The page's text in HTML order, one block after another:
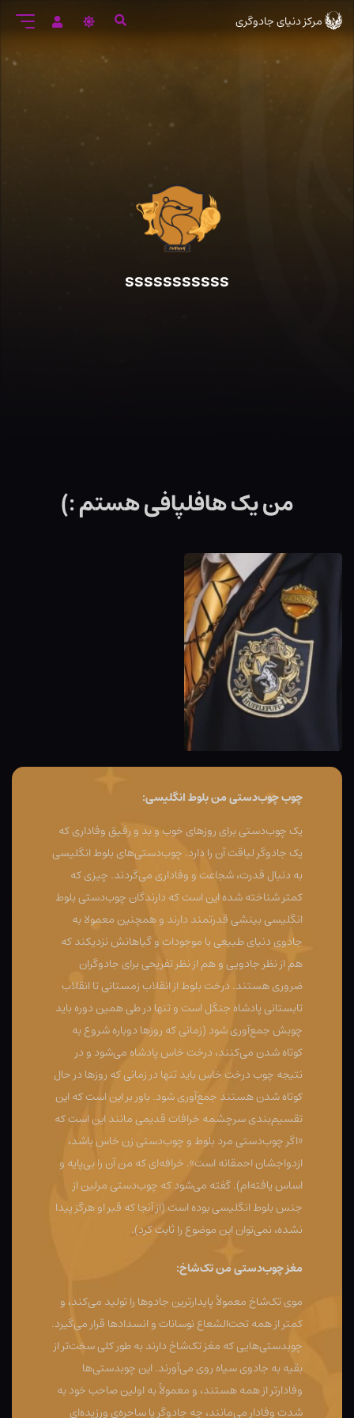
ورود
به
مرکز دنیای جادوگری
sssssssssss
من یک هافلپافی هستم :)
چوب چوب‌دستی من بلوط انگلیسی:
یک چوب‌دستی برای روزهای خوب و بد و رفیق وفاداری که
یک جادوگر لیاقت آن را دارد. چوب‌دستی‌های بلوط انگلیسی
به دنبال قدرت، شجاعت و وفاداری می‌گردند. چیزی که
کمتر شناخته شده این است که دارندگان چوب‌دستی بلوط
انگلیسی بینشی قدرتمند دارند و همچنین معمولا به
جادوی دنیای طبیعی با موجودات و گیاهانش نزدیکند که
هم از نظر جادویی و هم از نظر تفریحی برای جادوگران
ضروری هستند. درخت بلوط از انقلاب زمستانی تا انقلاب
تابستانی پادشاه جنگل است و تنها در طی همین دوره باید
چوبش جمع‌آوری شود (زمانی که روزها دوباره شروع به
کوتاه شدن می‌کنند، درخت خاس پادشاه می‌شود و در
نتیجه چوب درخت خاس باید تنها در زمانی که روزها در حال
کوتاه شدن هستند جمع‌آوری شود. باور بر این است که این
تقسیم‌بندی سرچشمه خرافات قدیمی مانند این است که
«اگر چوب‌دستی مرد بلوط و چوب‌دستی زن خاس باشد،
ازدواجشان احمقانه است». خرافه‌ای که من آن را بی‌پایه و
اساس یافته‌ام). گفته می‌شود که چوب‌دستی مرلین از
جنس بلوط انگلیسی بوده است (از آنجا که قبر او هرگز پیدا
نشده، نمی‌توان این موضوع را ثابت کرد).
مغز چوب‌دستی من تک‌شاخ:
موی تک‌شاخ معمولاً پایدارترین جادوها را تولید می‌کند، و
کمتر از همه تحت‌الشعاع نوسانات و انسدادها قرار می‌گیرد.
چوبدستی‌هایی که مغز تک‌شاخ دارند به طور کلی سخت‌تر از
بقیه به جادوی سیاه روی می‌آورند. این چوبدستی‌ها
وفادارتر از همه هستند، و معمولاً به اولین صاحب خود به
شدت وفادار می‌مانند، چه جادوگر یا ساحره‌ی ورزیده‌ای